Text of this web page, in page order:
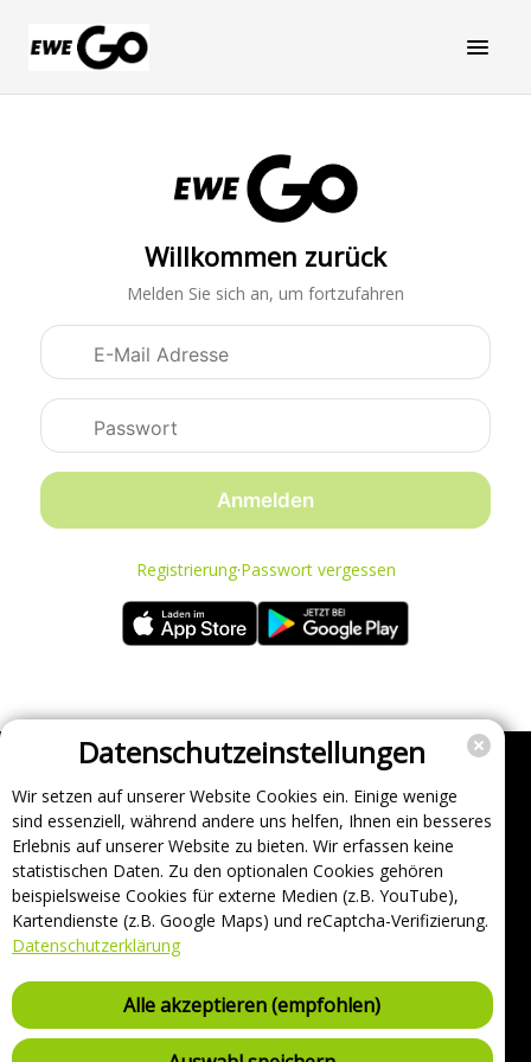
Willkommen zurück
Melden Sie sich an, um fortzufahren
Anmeldedaten
Anmelden
Registrierung·Passwort vergessen
Unternehmen
Support
Über uns
Impressum
Häufig gestellte Fragen
AGB und Datenschutz
Verträge hier kündigen
Vertrag hier widerrufen
Sicherheitsrichtlinie (VDP)
Datenschutzeinstellungen
Wir setzen auf unserer Website Cookies ein. Einige wenige
sind essenziell, während andere uns helfen, Ihnen ein besseres
Erlebnis auf unserer Website zu bieten. Wir erfassen keine
statistischen Daten. Zu den optionalen Cookies gehören
beispielsweise Cookies für externe Medien (z.B. YouTube),
Kartendienste (z.B. Google Maps) und reCaptcha-Verifizierung.
Datenschutzerklärung
Alle akzeptieren (empfohlen)